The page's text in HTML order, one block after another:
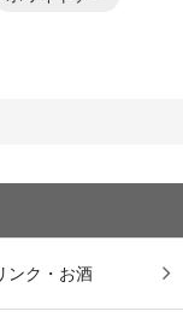
ンク・お酒